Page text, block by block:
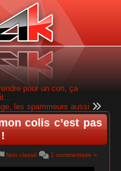
pour un con, ça
les spammeurs aussi
colis c’est pas
Non classé 1 commentaire »